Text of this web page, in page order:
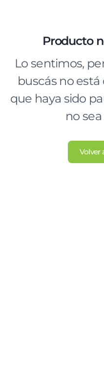
Producto
Lo sentimos,
buscás no
que haya sido
no
Volver